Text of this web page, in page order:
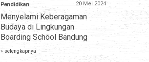
Pendidikan 20 Mei 2024
Menyelami Keberagaman
Budaya di Lingkungan
Boarding School Bandung
» selengkapnya